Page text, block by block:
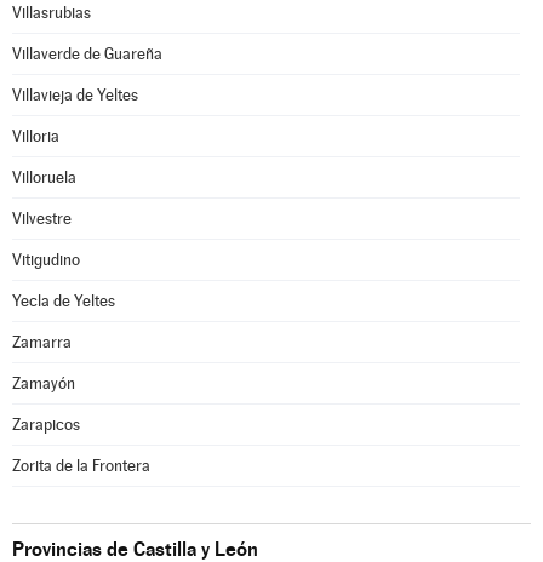
Villasrubias
Villaverde de Guareña
Villavieja de Yeltes
Villoria
Villoruela
Vilvestre
Vitigudino
Yecla de Yeltes
Zamarra
Zamayón
Zarapicos
Zorita de la Frontera
Provincias de Castilla y León